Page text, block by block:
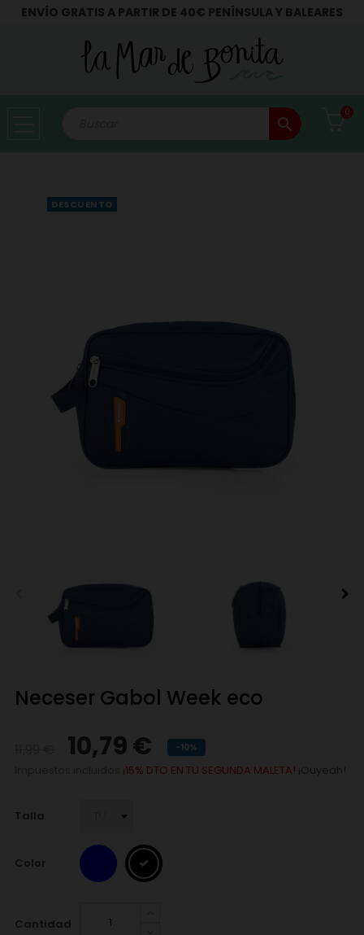
ENVÍO GRATIS A PARTIR DE 40€ PENÍNSULA Y BALEARES
search
0
DESCUENTO
Neceser Gabol Week eco
10,79 € -10%
¡15% DTO EN TU SEGUNDA MALETA! ¡Ouyeah!
Talla
Color
Cantidad